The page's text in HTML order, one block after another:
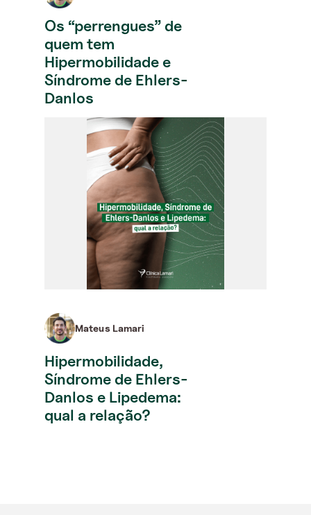
Os “perrengues” de
quem tem
Hipermobilidade e
Síndrome de Ehlers-
Danlos
Mateus Lamari
Hipermobilidade,
Síndrome de Ehlers-
Danlos e Lipedema:
qual a relação?